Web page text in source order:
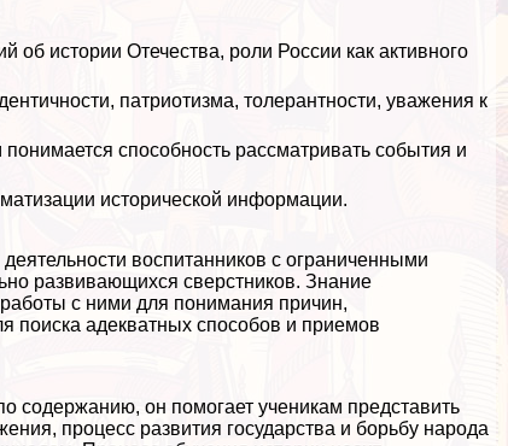
истории Отечества, роли России как активного
патриотизма, толерантности, уважения к
способность рассматривать события и
исторической информации.
воспитанников с ограниченными
развивающихся сверстников. Знание
с ними для понимания причин,
поиска адекватных способов и приемов
содержанию, он помогает ученикам представить
процесс развития государства и борьбу народа